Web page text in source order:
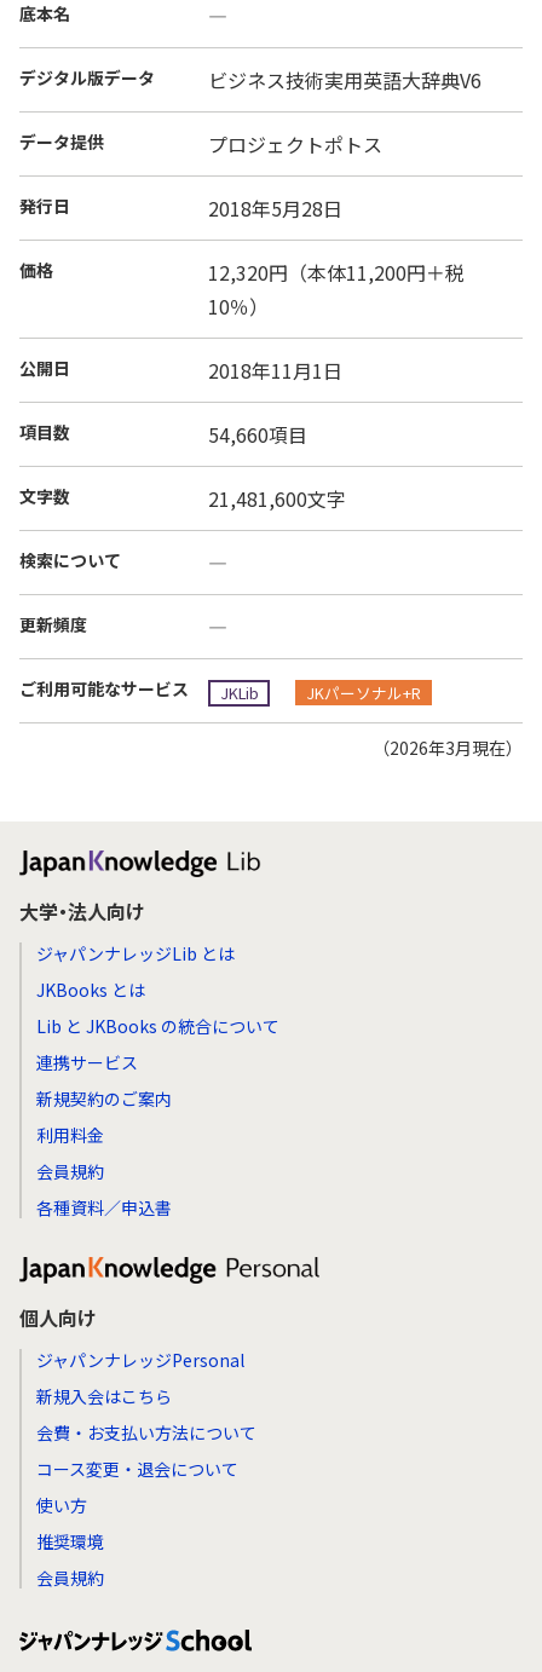
底本名 ―
デジタル版データ ビジネス技術実用英語大辞典V6
データ提供 プロジェクトポトス
発行日 2018年5月28日
価格
12,320円（本体11,200円＋税
10％）
公開日 2018年11月1日
項目数 54,660項目
文字数 21,481,600文字
検索について ―
更新頻度 ―
ご利用可能なサービス JKLib JKパーソナル+R
（2026年3月現在）
大学・法人向け
ジャパンナレッジLib とは
JKBooks とは
Lib と JKBooks の統合について
連携サービス
新規契約のご案内
利用料金
会員規約
各種資料／申込書
個人向け
ジャパンナレッジPersonal
新規入会はこちら
会費・お支払い方法について
コース変更・退会について
使い方
推奨環境
会員規約